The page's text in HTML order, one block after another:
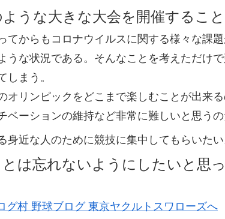
うな大きな大会を開催するこ
てからもコロナウイルスに関する様々な課
うな状況である。そんなことを考えただけ
しまう。
オリンピックをどこまで楽しむことが出来
ベーションの維持など非常に難しいと思う
身近な人のために競技に集中してもらいたい
は忘れないようにしたいと思っ